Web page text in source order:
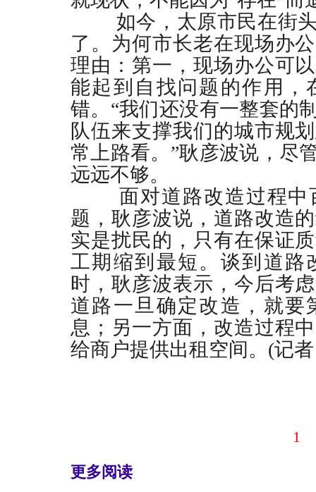
如今， 太原市民在街
了。为何市长老在现场办
理由：第一，现场办公可
能起到自找问题的作用，
错。“我们还没有一整套的
队伍来支撑我们的城市规
常上路看。”耿彦波说，尽
远远不够。
面对道路改造过程中
题，耿彦波说，道路改造
实是扰民的，只有在保证
工期缩到最短。谈到道路
时，耿彦波表示，今后考
道路一旦确定改造，就要
息；另一方面，改造过程
给商户提供出租空间。(记
1
更多阅读